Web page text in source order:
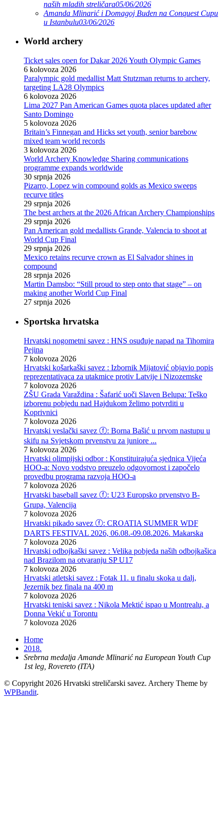
naših mladih streličara05/06/2026
Amanda Mlinarić i Domagoj Buden na Conquest Cupu
u Istanbulu03/06/2026
World archery
Ticket sales open for Dakar 2026 Youth Olympic Games
6 kolovoza 2026
Paralympic gold medallist Matt Stutzman returns to archery,
targeting LA28 Olympics
6 kolovoza 2026
Lima 2027 Pan American Games quota places updated after
Santo Domingo
5 kolovoza 2026
Britain’s Finnegan and Hicks set youth, senior barebow
mixed team world records
3 kolovoza 2026
World Archery Knowledge Sharing communications
programme expands worldwide
30 srpnja 2026
Pizarro, Lopez win compound golds as Mexico sweeps
recurve titles
29 srpnja 2026
The best archers at the 2026 African Archery Championships
29 srpnja 2026
Pan American gold medallists Grande, Valencia to shoot at
World Cup Final
29 srpnja 2026
Mexico retains recurve crown as El Salvador shines in
compound
28 srpnja 2026
Martin Damsbo: “Still proud to step onto that stage” – on
making another World Cup Final
27 srpnja 2026
Sportska hrvatska
Hrvatski nogometni savez : HNS osuđuje napad na Tihomira
Pejina
7 kolovoza 2026
Hrvatski košarkaški savez : Izbornik Mijatović objavio popis
reprezentativaca za utakmice protiv Latvije i Nizozemske
7 kolovoza 2026
ZŠU Grada Varaždina : Šafarić uoči Slaven Belupa: Teško
izborenu pobjedu nad Hajdukom želimo potvrditi u
Koprivnici
7 kolovoza 2026
Hrvatski veslački savez ⓕ: Borna Bašić u prvom nastupu u
skifu na Svjetskom prvenstvu za juniore ...
7 kolovoza 2026
Hrvatski olimpijski odbor : Konstituirajuća sjednica Vijeća
HOO-a: Novo vodstvo preuzelo odgovornost i započelo
provedbu programa razvoja HOO-a
7 kolovoza 2026
Hrvatski baseball savez ⓕ: U23 Europsko prvenstvo B-
Grupa, Valencija
7 kolovoza 2026
Hrvatski pikado savez ⓕ: CROATIA SUMMER WDF
DARTS FESTIVAL 2026, 06.08.-09.08.2026. Makarska
7 kolovoza 2026
Hrvatski odbojkaški savez : Velika pobjeda naših odbojkašica
nad Brazilom na otvaranju SP U17
7 kolovoza 2026
Hrvatski atletski savez : Fotak 11. u finalu skoka u dalj,
Jezernik bez finala na 400 m
7 kolovoza 2026
Hrvatski teniski savez : Nikola Mektić ispao u Montrealu, a
Donna Vekić u Torontu
7 kolovoza 2026
Home
2018.
Srebrna medalja Amande Mlinarić na European Youth Cup
1st leg, Rovereto (ITA)
© Copyright 2026 Hrvatski streličarski savez. Archery Theme by
WPBandit.